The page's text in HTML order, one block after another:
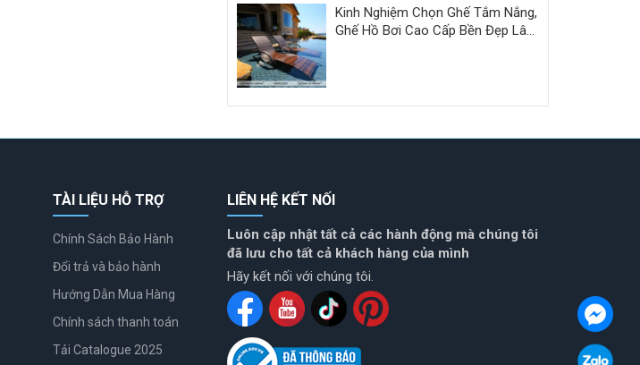
Kinh Nghiệm Chọn Ghế Tắm Nắng,
Ghế Hồ Bơi Cao Cấp Bền Đẹp Lâu
TÀI LIỆU HỖ TRỢ
Chính Sách Bảo Hành
Đổi trả và bảo hành
Hướng Dẫn Mua Hàng
Chính sách thanh toán
Tải Catalogue 2025
LIÊN HỆ KẾT NỐI
Luôn cập nhật tất cả các hành động mà chúng tôi
đã lưu cho tất cả khách hàng của mình
Hãy kết nối với chúng tôi.